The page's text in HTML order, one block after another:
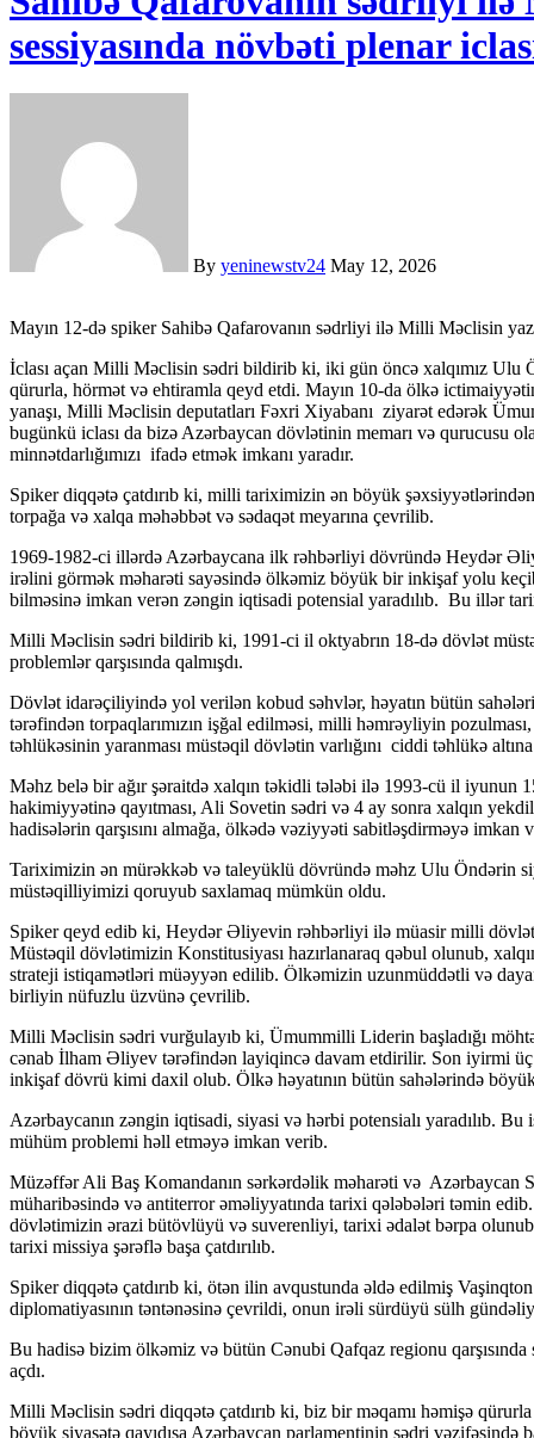
sessiyasında növbəti plenar
By yeninewstv24 May 12, 2026
Mayın 12-də spiker Sahibə Qafarovanın sədrliyi ilə Milli Məclisin
İclası açan Milli Məclisin sədri bildirib ki, iki gün öncə xalqımız
qürurla, hörmət və ehtiramla qeyd etdi. Mayın 10-da ölkə
yanaşı, Milli Məclisin deputatları Fəxri Xiyabanı ziyarət edərək
bugünkü iclası da bizə Azərbaycan dövlətinin memarı və qurucusu
minnətdarlığımızı ifadə etmək imkanı yaradır.
Spiker diqqətə çatdırıb ki, milli tariximizin ən böyük
torpağa və xalqa məhəbbət və sədaqət meyarına çevrilib.
1969-1982-ci illərdə Azərbaycana ilk rəhbərliyi dövründə Heydər
irəlini görmək məharəti sayəsində ölkəmiz böyük bir inkişaf yolu
bilməsinə imkan verən zəngin iqtisadi potensial yaradılıb. Bu illər
Milli Məclisin sədri bildirib ki, 1991-ci il oktyabrın 18-də dövlət
problemlər qarşısında qalmışdı.
Dövlət idarəçiliyində yol verilən kobud səhvlər, həyatın bütün
tərəfindən torpaqlarımızın işğal edilməsi, milli həmrəyliyin
təhlükəsinin yaranması müstəqil dövlətin varlığını ciddi təhlükə altına
Məhz belə bir ağır şəraitdə xalqın təkidli tələbi ilə 1993-cü il
hakimiyyətinə qayıtması, Ali Sovetin sədri və 4 ay sonra xalqın
hadisələrin qarşısını almağa, ölkədə vəziyyəti sabitləşdirməyə imkan
Tariximizin ən mürəkkəb və taleyüklü dövründə məhz Ulu Öndərin
müstəqilliyimizi qoruyub saxlamaq mümkün oldu.
Spiker qeyd edib ki, Heydər Əliyevin rəhbərliyi ilə müasir milli
Müstəqil dövlətimizin Konstitusiyası hazırlanaraq qəbul olunub,
strateji istiqamətləri müəyyən edilib. Ölkəmizin uzunmüddətli və
birliyin nüfuzlu üzvünə çevrilib.
Milli Məclisin sədri vurğulayıb ki, Ümummilli Liderin başladığı
cənab İlham Əliyev tərəfindən layiqincə davam etdirilir. Son iyirmi
inkişaf dövrü kimi daxil olub. Ölkə həyatının bütün sahələrində
Azərbaycanın zəngin iqtisadi, siyasi və hərbi potensialı yaradılıb.
mühüm problemi həll etməyə imkan verib.
Müzəffər Ali Baş Komandanın sərkərdəlik məharəti və Azərbaycan
müharibəsində və antiterror əməliyyatında tarixi qələbələri təmin
dövlətimizin ərazi bütövlüyü və suverenliyi, tarixi ədalət bərpa
tarixi missiya şərəflə başa çatdırılıb.
Spiker diqqətə çatdırıb ki, ötən ilin avqustunda əldə edilmiş
diplomatiyasının təntənəsinə çevrildi, onun irəli sürdüyü sülh
Bu hadisə bizim ölkəmiz və bütün Cənubi Qafqaz regionu
açdı.
Milli Məclisin sədri diqqətə çatdırıb ki, biz bir məqamı həmişə
böyük siyasətə qayıdışa Azərbaycan parlamentinin sədri